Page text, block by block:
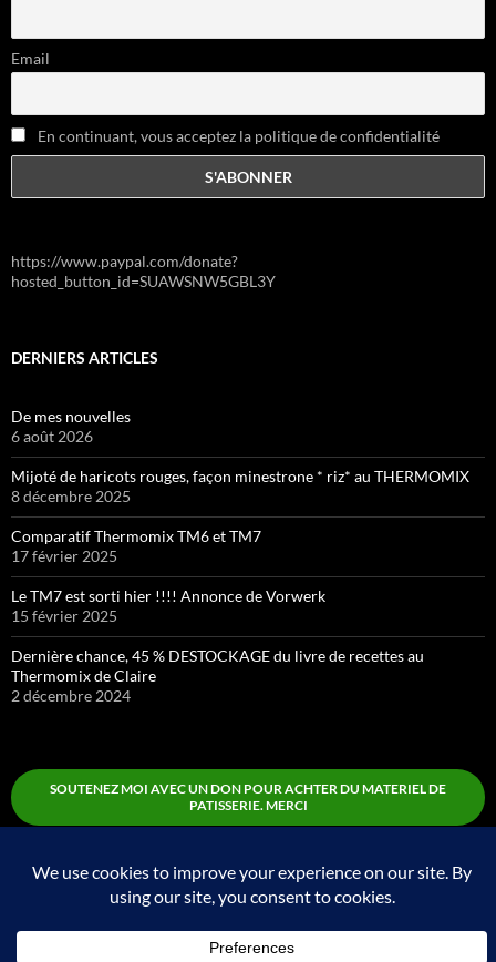
Email
En continuant, vous acceptez la politique de confidentialité
https://www.paypal.com/donate?
hosted_button_id=SUAWSNW5GBL3Y
DERNIERS ARTICLES
De mes nouvelles
6 août 2026
Mijoté de haricots rouges, façon minestrone * riz* au THERMOMIX
8 décembre 2025
Comparatif Thermomix TM6 et TM7
17 février 2025
Le TM7 est sorti hier !!!! Annonce de Vorwerk
15 février 2025
Dernière chance, 45 % DESTOCKAGE du livre de recettes au
Thermomix de Claire
2 décembre 2024
SOUTENEZ MOI AVEC UN DON POUR ACHTER DU MATERIEL DE
PATISSERIE. MERCI
Fièrement propulsé par WordPress